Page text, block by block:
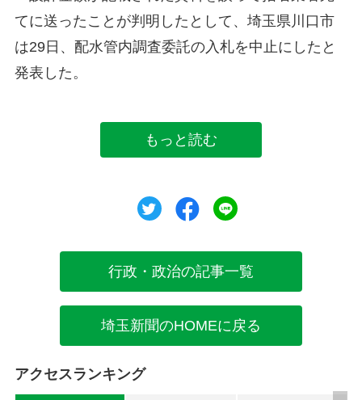
てに送ったことが判明したとして、埼玉県川口市
は29日、配水管内調査委託の入札を中止にしたと
発表した。
もっと読む
ツイートシェア
行政・政治の記事一覧
埼玉新聞のHOMEに戻る
アクセスランキング